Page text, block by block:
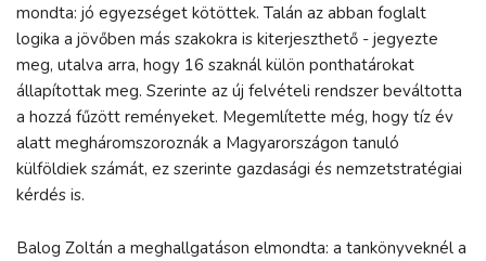
mondta: jó egyezséget kötöttek. Talán az abban foglalt
logika a jövőben más szakokra is kiterjeszthető - jegyezte
meg, utalva arra, hogy 16 szaknál külön ponthatárokat
állapítottak meg. Szerinte az új felvételi rendszer beváltotta
a hozzá fűzött reményeket. Megemlítette még, hogy tíz év
alatt megháromszoroznák a Magyarországon tanuló
külföldiek számát, ez szerinte gazdasági és nemzetstratégiai
kérdés is.
Balog Zoltán a meghallgatáson elmondta: a tankönyveknél a